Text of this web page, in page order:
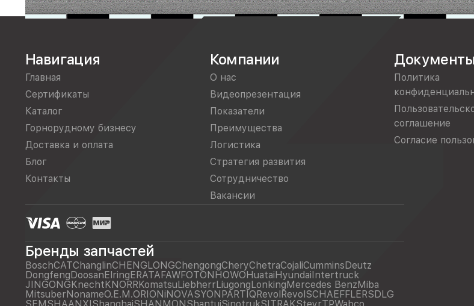
Навигация
Главная
Сертификаты
Каталог
Горнорудному бизнесу
Доставка и оплата
Блог
Контакты
Компании
О нас
Видеопрезентация
Показатели
Преимущества
Логистика
Стратегия развития
Сотрудничество
Вакансии
Документы
Политика
соглашение
Согласие
Бренды запчастей
BoschCATChanglinCHENGLONGChengongCheryChetraCojaliCumminsDeutz
DongfengDoosanElringERATAFAWFOTONHOWOHuataiHyundaiIntertruck
JINGONGKnechtKNORRKomatsuLiebherrLiugongLonkingMercedes BenzMiba
MitsuberNonameO.E.M.ORIONiNOVASYONPARTIQRevolRevolSCHAEFFLERSDLG